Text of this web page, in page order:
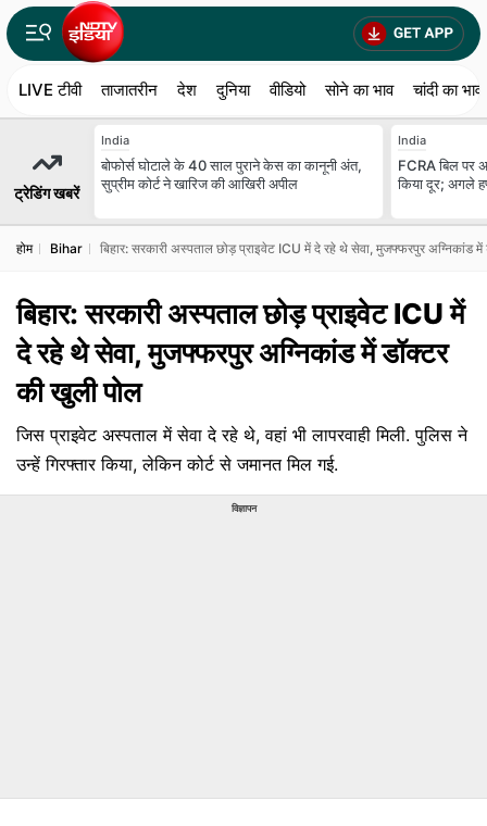
LIVE टीवी ताजातरीन देश दुनिया वीडियो सोने का भाव चांदी का भाव
ट्रेडिंग खबरें
India
बोफोर्स घोटाले के 40 साल पुराने केस का कानूनी अंत,
सुप्रीम कोर्ट ने खारिज की आखिरी अपील
India
FCRA बिल पर
किया दूर; अगले
होम Bihar ब‍िहार: सरकारी अस्पताल छोड़ प्राइवेट ICU में दे रहे थे सेवा, मुजफ्फरपुर अग्निकांड
ब‍िहार: सरकारी अस्पताल छोड़ प्राइवेट ICU में
दे रहे थे सेवा, मुजफ्फरपुर अग्निकांड में डॉक्टर
की खुली पोल
जिस प्राइवेट अस्‍पताल में सेवा दे रहे थे, वहां भी लापरवाही म‍िली. पुल‍िस ने
उन्हें ग‍िरफ्तार क‍िया, लेक‍िन कोर्ट से जमानत मिल गई.
विज्ञापन